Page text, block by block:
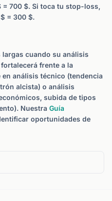
= 700 $. Si toca tu stop-loss,
= 300 $.
cuando su análisis
frente a la
análisis técnico (tendencia
alcista) o análisis
subida de tipos
Nuestra Guía
oportunidades de